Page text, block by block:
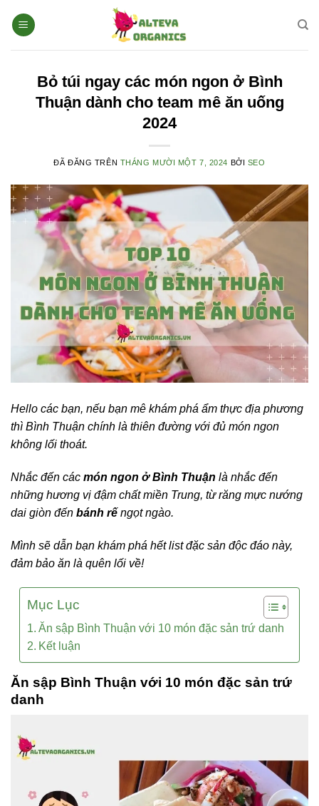
đến
Bỏ túi ngay các món ngon ở Bình
Thuận dành cho team mê ăn uống
2024
ĐÃ ĐĂNG TRÊN THÁNG MƯỜI MỘT 7, 2024 BỞI SEO
Hello các bạn, nếu bạn mê khám phá ẩm thực địa phương
thì Bình Thuận chính là thiên đường với đủ món ngon
không lối thoát.
Nhắc đến các món ngon ở Bình Thuận là nhắc đến
những hương vị đậm chất miền Trung, từ răng mực nướng
dai giòn đến bánh rế ngọt ngào.
Mình sẽ dẫn bạn khám phá hết list đặc sản độc đáo này,
đảm bảo ăn là quên lối về!
Mục Lục
Ăn sập Bình Thuận với 10 món đặc sản trứ danh
Kết luận
Ăn sập Bình Thuận với 10 món đặc sản trứ
danh